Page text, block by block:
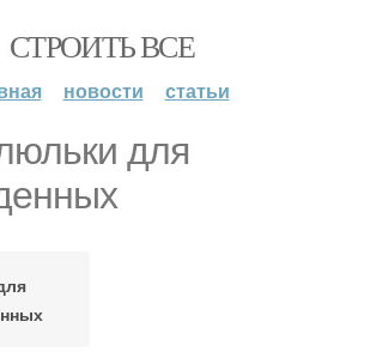
СТРОИТЬ ВСЕ
новости статьи
для